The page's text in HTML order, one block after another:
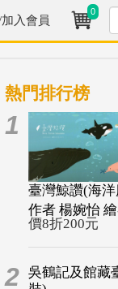
入會員
0
熱門排行榜
1
臺灣鯨讚(海
作者 楊婉怡
價8折200元
2 吳鶴記及館藏